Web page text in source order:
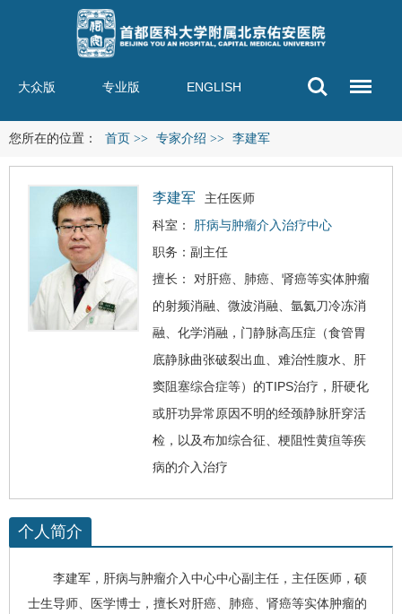
大众版 专业版 ENGLISH
您所在的位置： 首页 >> 专家介绍 >> 李建军
李建军
主任医师
科室：
肝病与肿瘤介入治疗中心
职务：副主任
擅长： 对肝癌 、肺癌、肾癌等实体肿瘤
的射频消融、微波消融、氩氦刀冷冻消
融、化学消融，门静脉高压症（食管胃
底静脉曲张破裂出血、难治性腹水、肝
窦阻塞综合症等）的TIPS治疗， 肝硬化
或肝功异常原因不明的经颈静脉肝穿活
检，以及布加综合征、梗阻性黄疸等疾
病的介入治疗
个人简介
李建军 ，肝病与肿瘤介入中心中心副主任，主任医师，硕
士生导师、医学博士，擅长对肝癌 、肺癌、肾癌等实体肿瘤的